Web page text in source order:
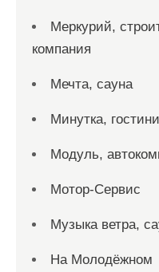
Меркурий,
компания
Мечта, сауна
Минутка,
Модуль,
Мотор-Сервис
Музыка ветра,
На Молодёжном